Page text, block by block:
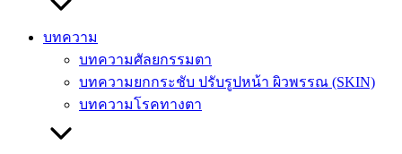
บทความ
บทความศัลยกรรมตา
บทความยกกระชับ ปรับรูปหน้า ผิวพรรณ (SKIN)
บทความโรคทางตา